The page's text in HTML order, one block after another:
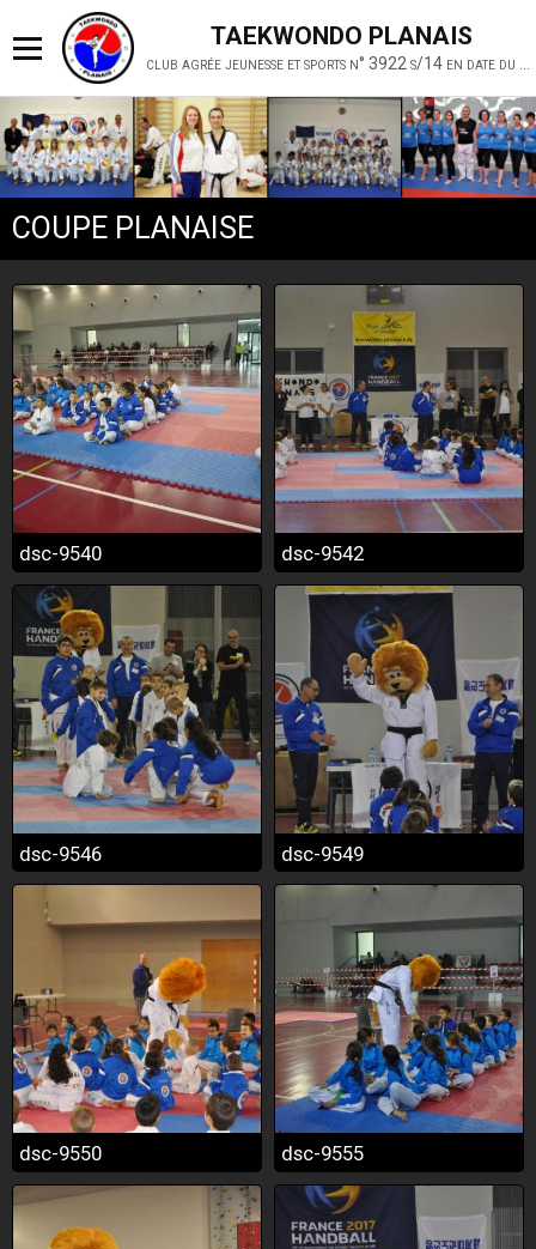
TAEKWONDO PLANAIS
COUPE PLANAISE
dsc-9540 dsc-9542
dsc-9546 dsc-9549
dsc-9550 dsc-9555